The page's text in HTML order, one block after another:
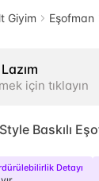
Giyim Eşofman
Lazım
için tıklayın
Baskılı
Detayı